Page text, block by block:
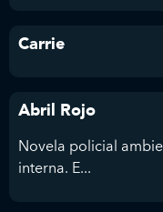
Carrie
Abril Rojo
Novela policial
interna. E...